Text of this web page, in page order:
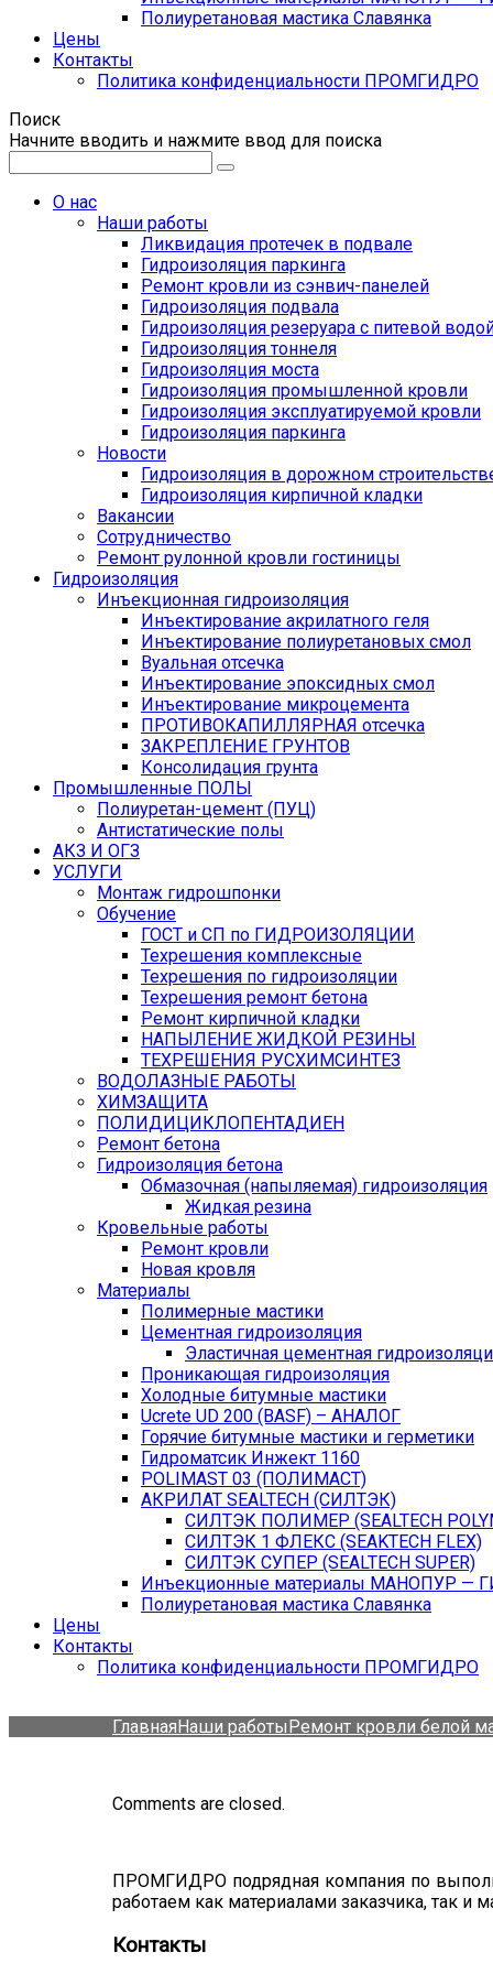
Полиуретановая мастика Славянка
Цены
Контакты
Политика конфиденциальности ПРОМГИДРО
Поиск
Начните вводить и нажмите ввод для поиска
О нас
Наши работы
Ликвидация протечек в подвале
Гидроизоляция паркинга
Ремонт кровли из сэнвич-панелей
Гидроизоляция подвала
Гидроизоляция резеруара с питевой
Гидроизоляция тоннеля
Гидроизоляция моста
Гидроизоляция промышленной кровли
Гидроизоляция эксплуатируемой кровли
Гидроизоляция паркинга
Новости
Гидроизоляция в дорожном
Гидроизоляция кирпичной кладки
Вакансии
Сотрудничество
Ремонт рулонной кровли гостиницы
Гидроизоляция
Инъекционная гидроизоляция
Инъектирование акрилатного геля
Инъектирование полиуретановых смол
Вуальная отсечка
Инъектирование эпоксидных смол
Инъектирование микроцемента
ПРОТИВОКАПИЛЛЯРНАЯ отсечка
ЗАКРЕПЛЕНИЕ ГРУНТОВ
Консолидация грунта
Промышленные ПОЛЫ
Полиуретан-цемент (ПУЦ)
Антистатические полы
АКЗ И ОГЗ
УСЛУГИ
Монтаж гидрошпонки
Обучение
ГОСТ и СП по ГИДРОИЗОЛЯЦИИ
Техрешения комплексные
Техрешения по гидроизоляции
Техрешения ремонт бетона
Ремонт кирпичной кладки
НАПЫЛЕНИЕ ЖИДКОЙ РЕЗИНЫ
ТЕХРЕШЕНИЯ РУСХИМСИНТЕЗ
ВОДОЛАЗНЫЕ РАБОТЫ
ХИМЗАЩИТА
ПОЛИДИЦИКЛОПЕНТАДИЕН
Ремонт бетона
Гидроизоляция бетона
Обмазочная (напыляемая) гидроизоляция
Жидкая резина
Кровельные работы
Ремонт кровли
Новая кровля
Материалы
Полимерные мастики
Цементная гидроизоляция
Эластичная цементная
Проникающая гидроизоляция
Холодные битумные мастики
Ucrete UD 200 (BASF) – АНАЛОГ
Горячие битумные мастики и герметики
Гидроматсик Инжект 1160
POLIMAST 03 (ПОЛИМАСТ)
АКРИЛАТ SEALTECH (СИЛТЭК)
СИЛТЭК ПОЛИМЕР (SEALTECH
СИЛТЭК 1 ФЛЕКС (SEAKTECH FLEX)
СИЛТЭК СУПЕР (SEALTECH SUPER)
Инъекционные материалы МАНОПУР —
Полиуретановая мастика Славянка
Цены
Контакты
Политика конфиденциальности ПРОМГИДРО
ГлавнаяНаши работыРемонт кровли белой
Comments are closed.
ПРОМГИДРО подрядная компания по
работаем как материалами заказчика, так
Контакты